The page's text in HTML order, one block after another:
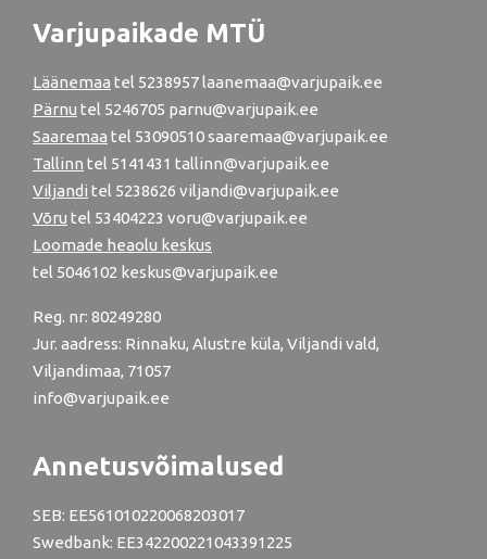
Varjupaikade MTÜ
Läänemaa tel 5238957 laanemaa@varjupaik.ee
Pärnu tel 5246705 parnu@varjupaik.ee
Saaremaa tel 53090510 saaremaa@varjupaik.ee
Tallinn tel 5141431 tallinn@varjupaik.ee
Viljandi tel 5238626 viljandi@varjupaik.ee
Võru tel 53404223 voru@varjupaik.ee
Loomade heaolu keskus
tel 5046102 keskus@varjupaik.ee
Reg. nr: 80249280
Jur. aadress: Rinnaku, Alustre küla, Viljandi vald,
Viljandimaa, 71057
info@varjupaik.ee
Annetusvõimalused
SEB: EE561010220068203017
Swedbank: EE342200221043391225